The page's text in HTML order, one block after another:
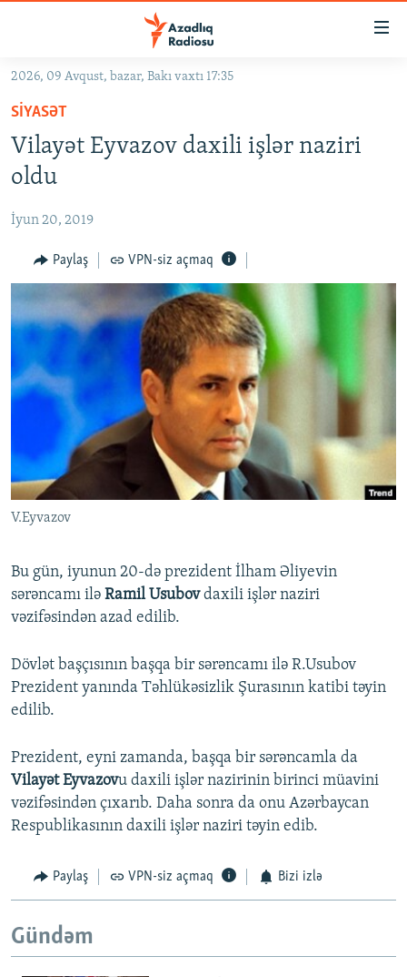
Əsas
qayıt
Əsas
naviqasiyaya
qayıt
Axtarışa
keç
GÜNDƏM
#İZAHLA
KORRUPSIOMETR
FƏRQƏ BAX
QANUNI DOĞRU
MULTIMEDIA
VIDEO
FOTOQALEREYA
İNFOQRAFIKA
KARIKATURA
RADIO ARXIV
OXU ZALI
AZƏRBAYCAN ƏDƏBIYYATI KITABXANASI
İSLAM VƏ DEMOKRATIYA
İZ - MƏDƏNIYYƏT PROQRAMI
HAQQIMIZDA
PEŞƏ ETIKASI VƏ JURNALISTIKA STANDARTLARIMIZ
MATERIALLARIMIZDAN ISTIFADƏ
AZADLIQRADIOSU MOBIL TELEFONUNUZDA
XƏBƏR BÜLLETENLƏRIMIZ
RFE/RL-in bütün saytları
2026, 09 Avqust, bazar, Bakı vaxtı 17:35
SIYASƏT
Vilayət Eyvazov daxili işlər naziri
oldu
İyun 20, 2019
Paylaş VPN-siz açmaq
V.Eyvazov
Bu gün, iyunun 20-də prezident İlham Əliyevin
sərəncamı ilə Ramil Usubovdaxili işlər naziri
vəzifəsindən azad edilib.
Dövlət başçısının başqa bir sərəncamı ilə R.Usubov
Prezident yanında Təhlükəsizlik Şurasının katibi təyin
edilib.
Prezident, eyni zamanda, başqa bir sərəncamla da
Vilayət Eyvazovu daxili işlər nazirinin birinci müavini
vəzifəsindən çıxarıb. Daha sonra da onu Azərbaycan
Respublikasının daxili işlər naziri təyin edib.
Paylaş VPN-siz açmaq Bizi izlə
Gündəm